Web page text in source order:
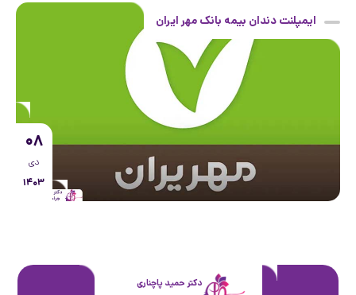
ایمپلنت دندان بیمه بانک مهر ایران
۰۸
دی
۱۴۰۳
دکتر حمید پاچناری